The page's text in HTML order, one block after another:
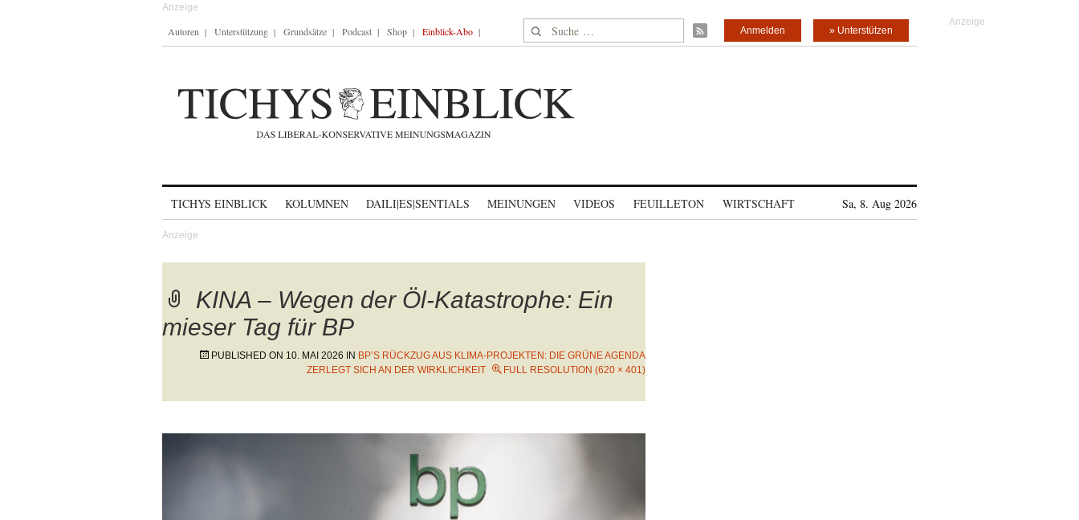
Autoren Unterstützung Grundsätze Podcast Shop Einblick-Abo Suche nach: » Unterstützen
Anmelden
TICHYS EINBLICK KOLUMNEN DAILI|ES|SENTIALS MEINUNGEN VIDEOS FEUILLETON WIRTSCHAFT Sa, 8. Aug 2026
KINA – Wegen der Öl-Katastrophe: Ein
mieser Tag für BP
PUBLISHED ON 10. MAI 2026 IN BP’S RÜCKZUG AUS KLIMA-PROJEKTEN: DIE GRÜNE AGENDA
ZERLEGT SICH AN DER WIRKLICHKEIT
FULL RESOLUTION (620 × 401)